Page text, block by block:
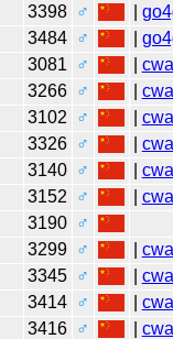
3398 ♂
3484 ♂
3081 ♂ cwa
3266 ♂ cwa
3102 ♂ cwa
3326 ♂ cwa
3140 ♂ cwa
3152 ♂ cwa
3190
♂
3299 ♂ cwa
3345 ♂ cwa
3414 ♂ cwa
3416 ♂ cwa